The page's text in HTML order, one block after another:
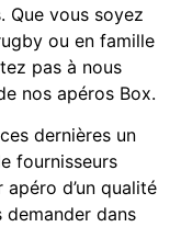
Que vous soyez
ou en famille
pas à nous
nos apéros Box.
dernières un
fournisseurs
d’un qualité
demander dans